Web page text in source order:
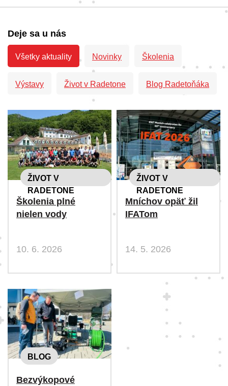
Deje sa u nás
Všetky aktuality Novinky Školenia
Výstavy Život v Radetone Blog Radetoňáka
ŽIVOT V
RADETONE
Školenia plné
nielen vody
10. 6. 2026
ŽIVOT V
RADETONE
Mníchov opäť žil
IFATom
14. 5. 2026
BLOG
Bezvýkopové